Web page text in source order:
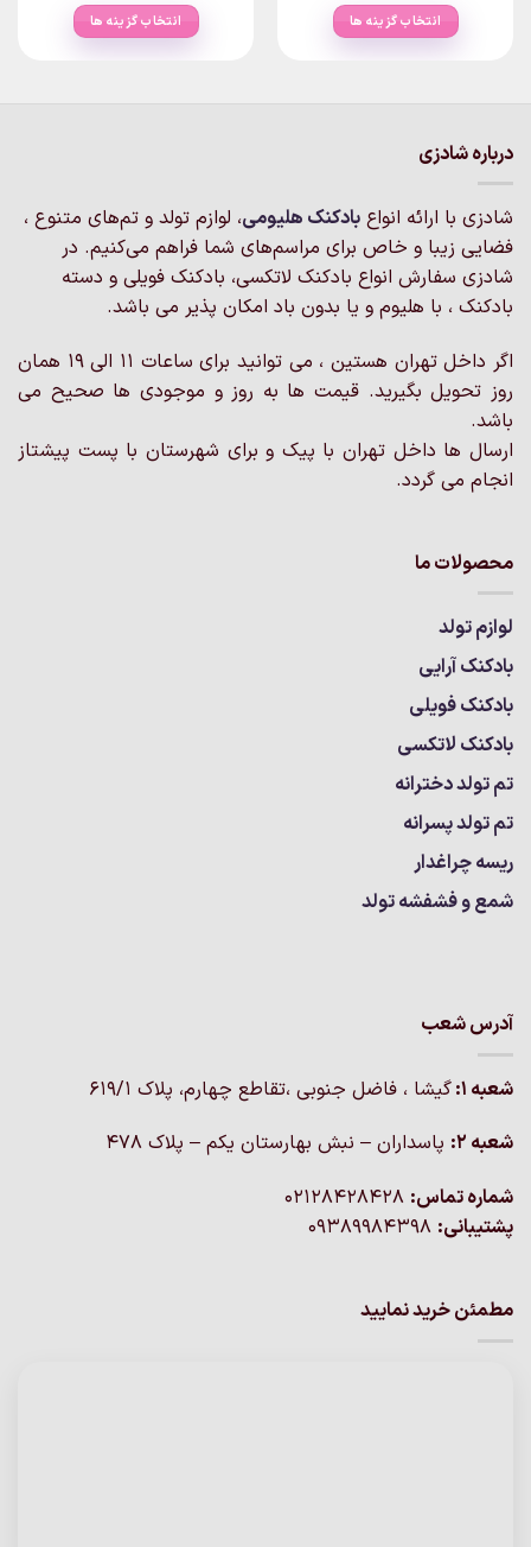
انتخاب گزینه ها
گزینه
ها
ممکن
است
در
محصول
انتخاب
انتخاب گزینه ها
گزینه
ها
ممکن
است
صفحه
محصول
انتخاب
درباره شادزی
شادزی با ارائه انواع بادکنک‌ هلیومی، لوازم تولد و تم‌های متنوع ،
فضایی زیبا و خاص برای مراسم‌های شما فراهم می‌کنیم. در
شادزی سفارش انواع بادکنک لاتکسی، بادکنک فویلی و دسته
بادکنک ، با هلیوم و یا بدون باد امکان پذیر می باشد.
اگر داخل تهران هستین ، می توانید برای ساعات 11 الی 19 همان
روز تحویل بگیرید. قیمت ها به روز و موجودی ها صحیح می
باشد.
ارسال ها داخل تهران با پیک و برای شهرستان با پست پیشتاز
انجام می گردد.
محصولات ما
لوازم تولد
بادکنک آرایی
بادکنک فویلی
بادکنک لاتکسی
تم تولد دخترانه
تم تولد پسرانه
ریسه چراغدار
شمع و فشفشه تولد
آدرس شعب
شعبه 1:
گيشا ، فاضل جنوبی ،تقاطع چهارم، پلاک 619/1
شعبه 2:
پاسداران – نبش بهارستان یکم – پلاک ۴۷۸
شماره تماس:
پشتیبانی:
مطمئن خرید نمایید